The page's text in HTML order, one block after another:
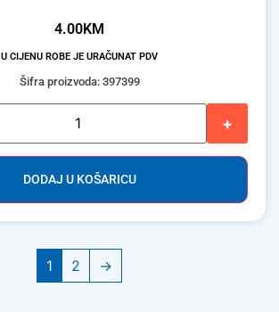
4.00KM
U CIJENU ROBE JE URAČUNAT PDV
Šifra proizvoda: 397399
+
DODAJ U KOŠARICU
1 2 →